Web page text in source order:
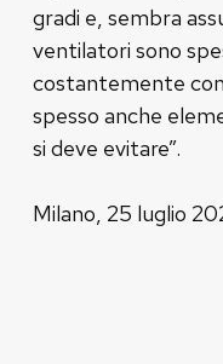
gradi e, sembra
ventilatori sono
costantemente
spesso anche
si deve evitare”.
Milano, 25 luglio